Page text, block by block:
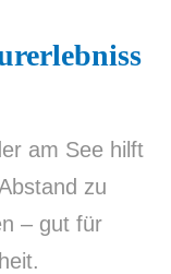
am See hilft
zu
– gut für